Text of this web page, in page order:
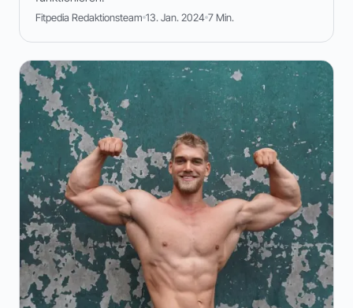
Fitpedia Redaktionsteam 13. Jan. 2024 7 Min.